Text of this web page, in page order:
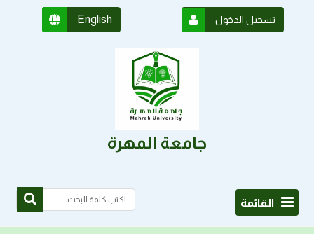
English تسجيل الدخول
جامعة المهرة
القائمة